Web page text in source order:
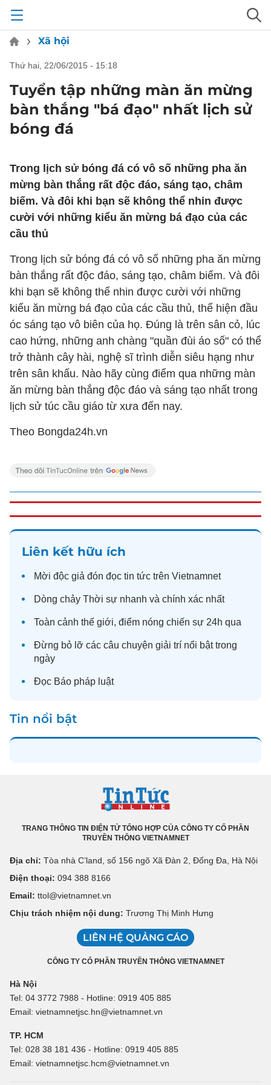
Xã hội
thứ hai, 22/06/2015 - 15:18
Tuyển tập những màn ăn mừng
bàn thắng "bá đạo" nhất lịch sử
bóng đá
Trong lịch sử bóng đá có vô số những pha ăn
mừng bàn thắng rất độc đáo, sáng tạo, châm
biếm. Và đôi khi bạn sẽ không thể nhin được
cười với những kiểu ăn mừng bá đạo của các
cầu thủ
Trong lịch sử bóng đá có vô số những pha ăn mừng
bàn thắng rất độc đáo, sáng tạo, châm biếm. Và đôi
khi bạn sẽ không thể nhin được cười với những
kiểu ăn mừng bá đạo của các cầu thủ, thể hiện đầu
óc sáng tạo vô biên của họ. Đúng là trên sân cỏ, lúc
cao hứng, những anh chàng "quần đùi áo số" có thể
trở thành cây hài, nghệ sĩ trình diễn siêu hạng như
trên sân khấu. Nào hãy cùng điểm qua những màn
ăn mừng bàn thắng độc đáo và sáng tạo nhất trong
lịch sử túc cầu giáo từ xưa đến nay.
Theo Bongda24h.vn
Liên kết hữu ích
Mời độc giả đón đọc tin tức trên Vietnamnet
Dòng chảy Thời sự nhanh và chính xác nhất
Toàn cảnh thế giới, điểm nóng chiến sự 24h qua
Đừng bỏ lỡ các câu chuyện giải trí nổi bật trong
ngày
Đọc Báo pháp luật
Tin nổi bật
TRANG THÔNG TIN ĐIỆN TỬ TỔNG HỢP CỦA CÔNG TY CỔ PHẦN
TRUYỀN THÔNG VIETNAMNET
Địa chỉ: Tòa nhà C’land, số 156 ngõ Xã Đàn 2, Đống Đa, Hà Nội
Điện thoại: 094 388 8166
Email: ttol@vietnamnet.vn
Chịu trách nhiệm nội dung: Trương Thị Minh Hưng
LIÊN HỆ QUẢNG CÁO
CÔNG TY CỔ PHẦN TRUYỀN THÔNG VIETNAMNET
Hà Nội
Tel: 04 3772 7988 - Hotline: 0919 405 885
Email: vietnamnetjsc.hn@vietnamnet.vn
TP. HCM
Tel: 028 38 181 436 - Hotline: 0919 405 885
Email: vietnamnetjsc.hcm@vietnamnet.vn